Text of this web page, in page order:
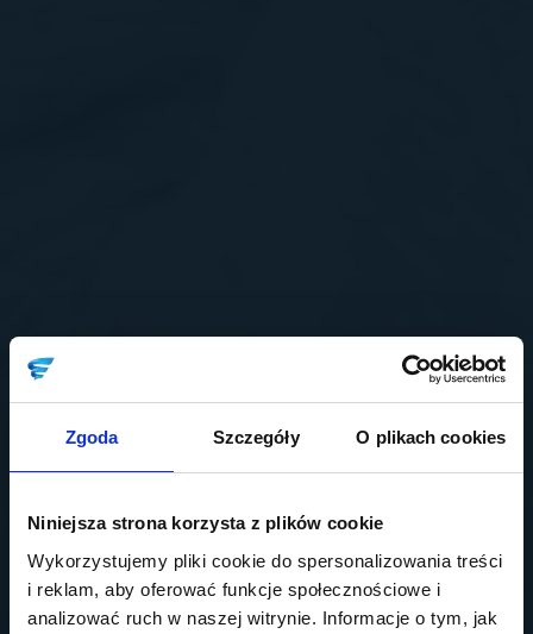
Zgoda Szczegóły O plikach cookies
Niniejsza strona korzysta z plików cookie
Wykorzystujemy pliki cookie do spersonalizowania treści
i reklam, aby oferować funkcje społecznościowe i
analizować ruch w naszej witrynie. Informacje o tym, jak